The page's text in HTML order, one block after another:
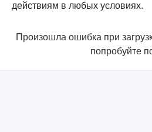
действиям в любых условиях.
Произошла ошибка при
попробуйте